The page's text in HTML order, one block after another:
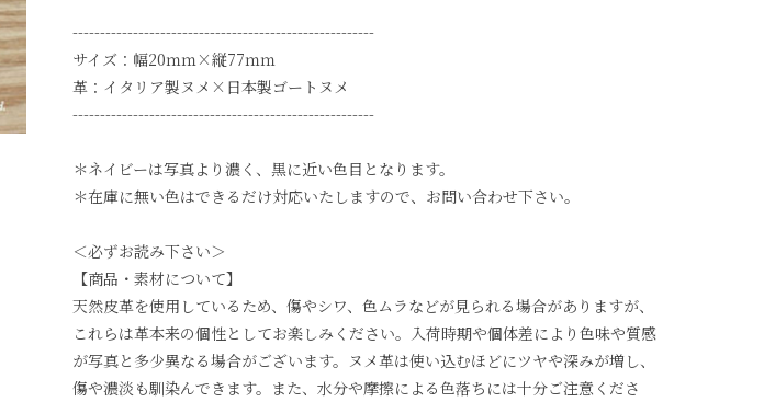
-------------------------------------------------------
サイズ：幅20ｍｍ×縦77ｍｍ
革：イタリア製ヌメ×日本製ゴートヌメ
-------------------------------------------------------
＊ネイビーは写真より濃く、黒に近い色目となります。
＊在庫に無い色はできるだけ対応いたしますので、お問い合わせ下さい。
＜必ずお読み下さい＞
【商品・素材について】
天然皮革を使用しているため、傷やシワ、色ムラなどが見られる場合がありますが、
これらは革本来の個性としてお楽しみください。入荷時期や個体差により色味や質感
が写真と多少異なる場合がございます。ヌメ革は使い込むほどにツヤや深みが増し、
傷や濃淡も馴染んできます。また、水分や摩擦による色落ちには十分ご注意くださ